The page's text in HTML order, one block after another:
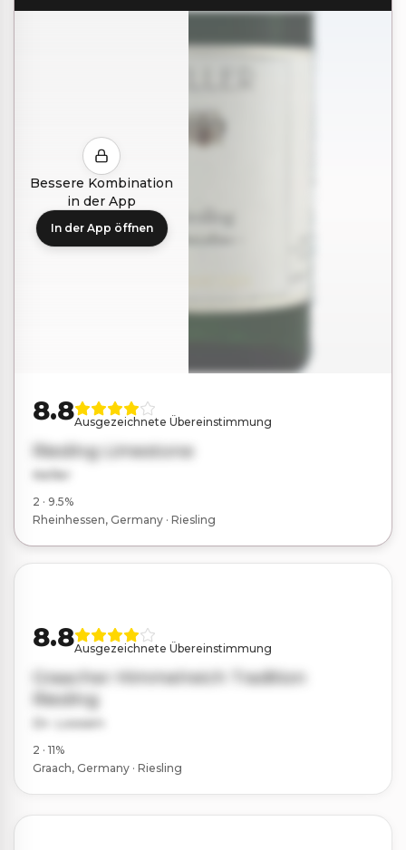
Bessere Kombination
in der App
In der App öffnen
8.8Ausgezeichnete Übereinstimmung
Riesling Limestone
Keller
2 · 9.5%
Rheinhessen, Germany · Riesling
In der App öffnen
8.8Ausgezeichnete Übereinstimmung
Graacher Himmelreich Tradition
Riesling
Dr. Loosen
2 · 11%
Graach, Germany · Riesling